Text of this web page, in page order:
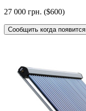
27 000 грн. ($600)
Сообщить когда появится